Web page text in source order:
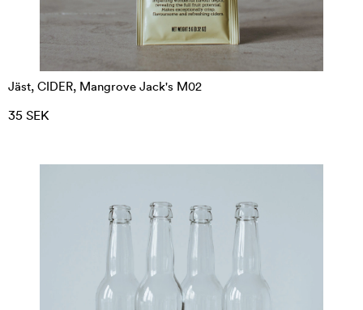
Jäst, CIDER, Mangrove Jack's M02
35 SEK